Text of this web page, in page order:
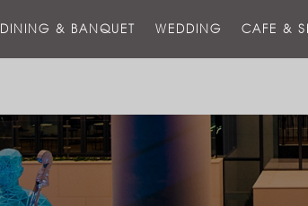
DINING & BANQUET WEDDING CAFE &